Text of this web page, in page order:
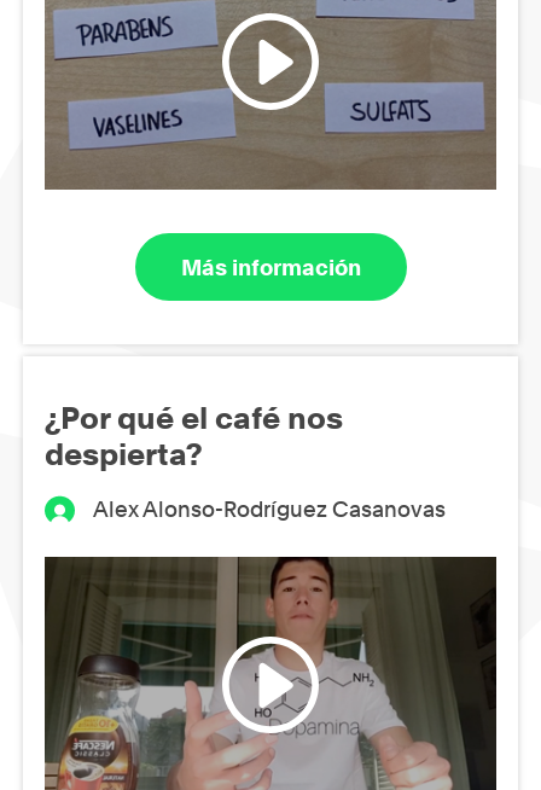
Más información
¿Por qué el café nos
despierta?
Alex Alonso-Rodríguez Casanovas